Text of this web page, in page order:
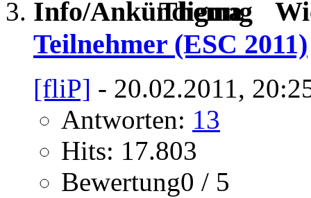
Teilnehmer (ESC 2011)
[fliP] - 20.02.2011,
Antworten: 13
Hits: 17.803
Bewertung0 / 5